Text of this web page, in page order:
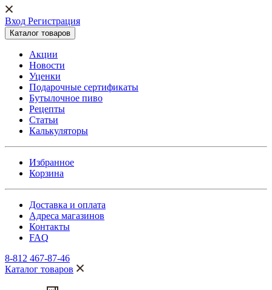
Вход Регистрация
Каталог товаров
Акции
Новости
Уценки
Подарочные сертификаты
Бутылочное пиво
Рецепты
Статьи
Калькуляторы
Избранное
Корзина
Доставка и оплата
Адреса магазинов
Контакты
FAQ
8-812 467-87-46
Каталог товаров